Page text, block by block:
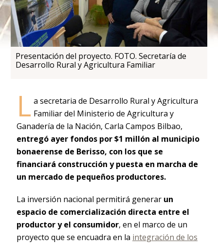
Presentación del proyecto. FOTO. Secretaría de
Desarrollo Rural y Agricultura Familiar
L a secretaria de Desarrollo Rural y Agricultura
Familiar del Ministerio de Agricultura y
Ganadería de la Nación, Carla Campos Bilbao,
entregó ayer fondos por $1 millón al municipio
bonaerense de Berisso, con los que se
financiará construcción y puesta en marcha de
un mercado de pequeños productores.
La inversión nacional permitirá generar un
espacio de comercialización directa entre el
productor y el consumidor, en el marco de un
proyecto que se encuadra en la integración de los